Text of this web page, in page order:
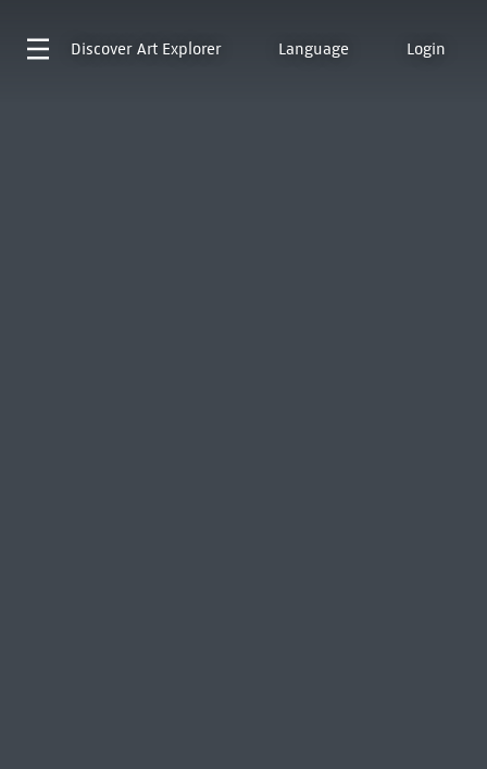
Discover Art Explorer Language Login